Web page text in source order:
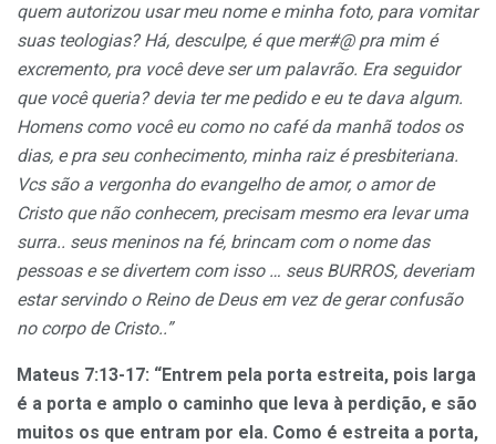
quem autorizou usar meu nome e minha foto, para vomitar
suas teologias? Há, desculpe, é que mer#@ pra mim é
excremento, pra você deve ser um palavrão. Era seguidor
que você queria? devia ter me pedido e eu te dava algum.
Homens como você eu como no café da manhã todos os
dias, e pra seu conhecimento, minha raiz é presbiteriana.
Vcs são a vergonha do evangelho de amor, o amor de
Cristo que não conhecem, precisam mesmo era levar uma
surra.. seus meninos na fé, brincam com o nome das
pessoas e se divertem com isso … seus BURROS, deveriam
estar servindo o Reino de Deus em vez de gerar confusão
no corpo de Cristo..”
Mateus 7:13-17: “Entrem pela porta estreita, pois larga
é a porta e amplo o caminho que leva à perdição, e são
muitos os que entram por ela. Como é estreita a porta,